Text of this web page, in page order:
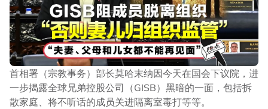
►《热点 Hotspot》正式开通WhatsApp频道！
点击此处链接，现在就追踪我们的频道，让你不错过国内大
小事、网络热门话题、专题报道及时事评论。别忘了打开旁
边的小铃铛哦！
==============================
看更多: 中东战火导致进口食品短缺？ 阿米占：别屯粮！
国内食品供应充足！
首相署（宗教事务）部长莫哈末纳因今天在国会下议院，进
一步揭露全球兄弟控股公司（GISB）黑暗的一面，包括拆
散家庭、将不听话的成员关进隔离室毒打等等。